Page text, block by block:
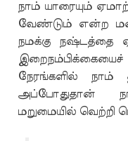
நாம் யாரையும்
வேண்டும் என்ற
நமக்கு நஷ்டத்தை
நேரங்களில் நாம்
அப்போதுதான்
மறுமையில் வெற்றி